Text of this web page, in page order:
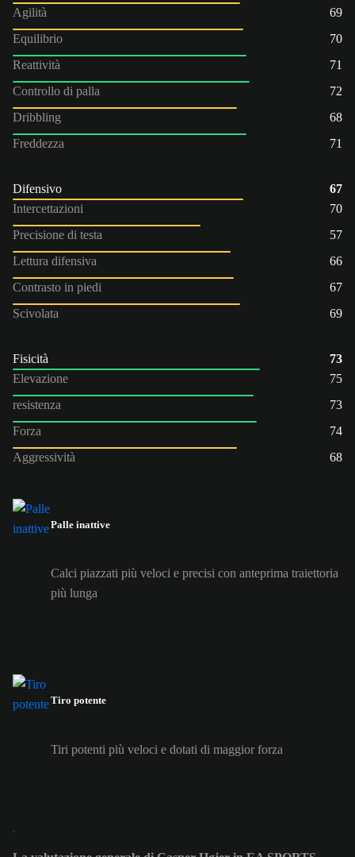
Agilità
69
Equilibrio
70
Reattività
71
Controllo di palla
72
Dribbling
68
Freddezza
71
Difensivo
67
Intercettazioni
70
Precisione di testa
57
Lettura difensiva
66
Contrasto in piedi
67
Scivolata
69
Fisicità
73
Elevazione
75
resistenza
73
Forza
74
Aggressività
68
Palle inattive
Calci piazzati più veloci e precisi con anteprima traiettoria
più lunga
Tiro potente
Tiri potenti più veloci e dotati di maggior forza